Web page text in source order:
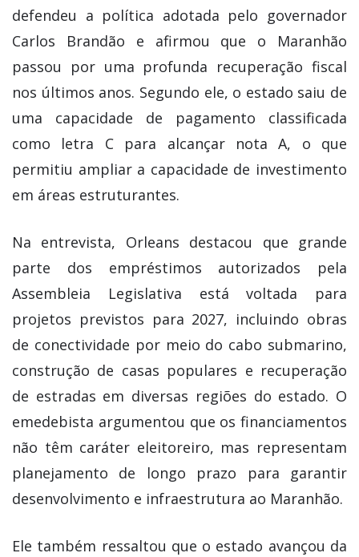
defendeu a política adotada pelo governador
Carlos Brandão e afirmou que o Maranhão
passou por uma profunda recuperação fiscal
nos últimos anos. Segundo ele, o estado saiu de
uma capacidade de pagamento classificada
como letra C para alcançar nota A, o que
permitiu ampliar a capacidade de investimento
em áreas estruturantes.
Na entrevista, Orleans destacou que grande
parte dos empréstimos autorizados pela
Assembleia Legislativa está voltada para
projetos previstos para 2027, incluindo obras
de conectividade por meio do cabo submarino,
construção de casas populares e recuperação
de estradas em diversas regiões do estado. O
emedebista argumentou que os financiamentos
não têm caráter eleitoreiro, mas representam
planejamento de longo prazo para garantir
desenvolvimento e infraestrutura ao Maranhão.
Ele também ressaltou que o estado avançou da